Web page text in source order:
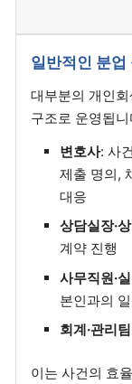
일반적인 분업
대부분의 개인
구조로 운영됩니
변호사: 사
제출 명의,
대응
상담실장·
계약 진행
사무직원·
본인과의
회계·관리팀
이는 사건의 효